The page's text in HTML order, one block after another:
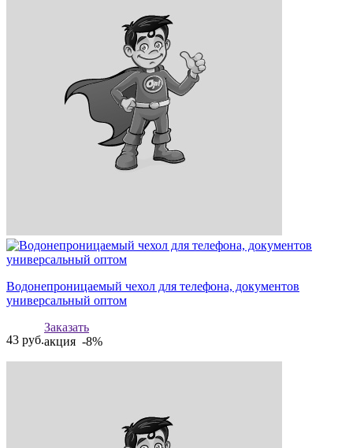
Водонепроницаемый чехол для телефона, документов
универсальный оптом
43 руб.
Заказать
акция -8%